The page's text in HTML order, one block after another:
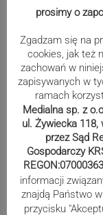
Reklama
prosimy o
Zgadzam się na
cookies, jak też
zachowań w
zapisywanych w
ramach
Medialna sp. z
ul. Żywiecka
przez Sąd
Gospodarczy
informacji
znajdą Państwo
przycisku